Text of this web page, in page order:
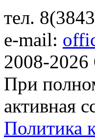
тел.
e-mail:
2008-
При
активная
Политика